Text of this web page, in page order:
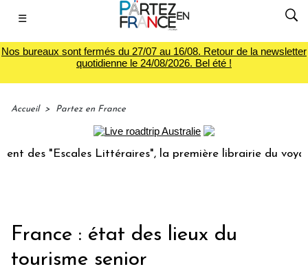
☰
Nos bureaux sont fermés du 27/07 au 16/08. Retour de la newsletter
quotidienne le 24/08/2026. Bel été !
Accueil > Partez en France
Littéraires", la première librairie du voyage Le
France : état des lieux du
tourisme senior